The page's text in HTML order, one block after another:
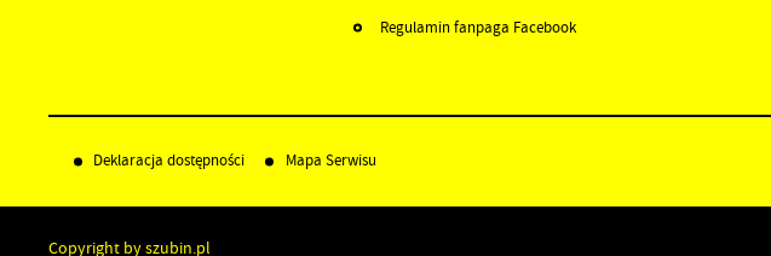
Regulamin fanpaga Facebook
Deklaracja dostępności Mapa Serwisu
Copyright by szubin.pl